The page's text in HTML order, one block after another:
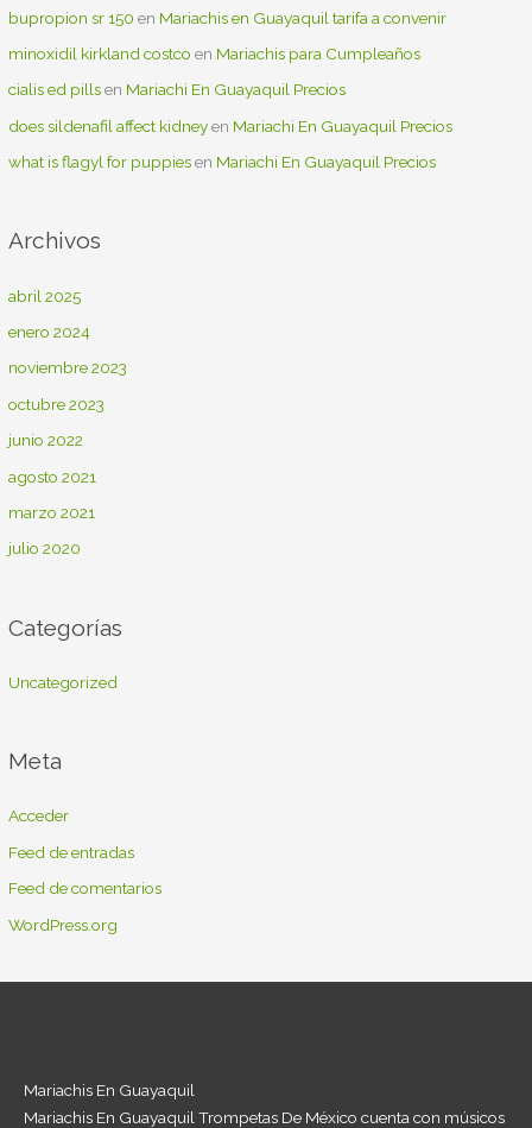
bupropion sr 150 en Mariachis en Guayaquil tarifa a convenir
minoxidil kirkland costco en Mariachis para Cumpleaños
cialis ed pillsen Mariachi En Guayaquil Precios
does sildenafil affect kidneyen Mariachi En Guayaquil Precios
what is flagyl for puppiesen Mariachi En Guayaquil Precios
Archivos
abril 2025
enero 2024
noviembre 2023
octubre 2023
junio 2022
agosto 2021
marzo 2021
julio 2020
Categorías
Uncategorized
Meta
Acceder
Feed de entradas
Feed de comentarios
WordPress.org
Mariachis En Guayaquil
Mariachis En Guayaquil Trompetas De México cuenta con músicos